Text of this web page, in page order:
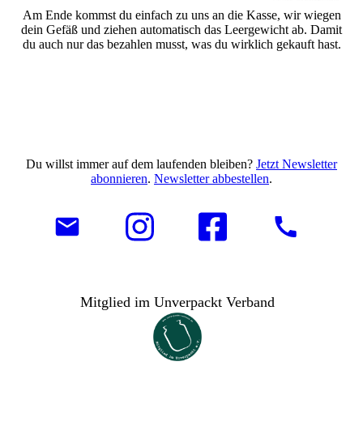
Am Ende kommst du einfach zu uns an die Kasse, wir wiegen
dein Gefäß und ziehen automatisch das Leergewicht ab. Damit
du auch nur das bezahlen musst, was du wirklich gekauft hast.
Du willst immer auf dem laufenden bleiben? Jetzt Newsletter
abonnieren. Newsletter abbestellen.
Mitglied im Unverpackt Verband